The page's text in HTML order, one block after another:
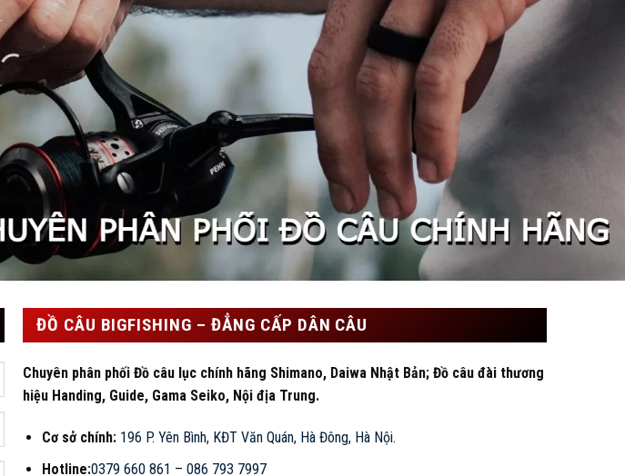
LIÊN HỆ
ĐỒ CÂU BIGFISHING – ĐẲNG CẤP DÂN CÂU
Chuyên phân phối Đồ câu lục chính hãng Shimano, Daiwa Nhật Bản; Đồ câu đài thương
hiệu Handing, Guide, Gama Seiko, Nội địa Trung.
Cơ sở chính: 196 P. Yên Bình, KĐT Văn Quán, Hà Đông, Hà Nội.
Hotline:0379 660 861 – 086 793 7997